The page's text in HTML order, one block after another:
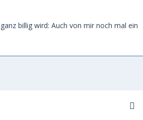
billig wird: Auch von mir noch mal ein